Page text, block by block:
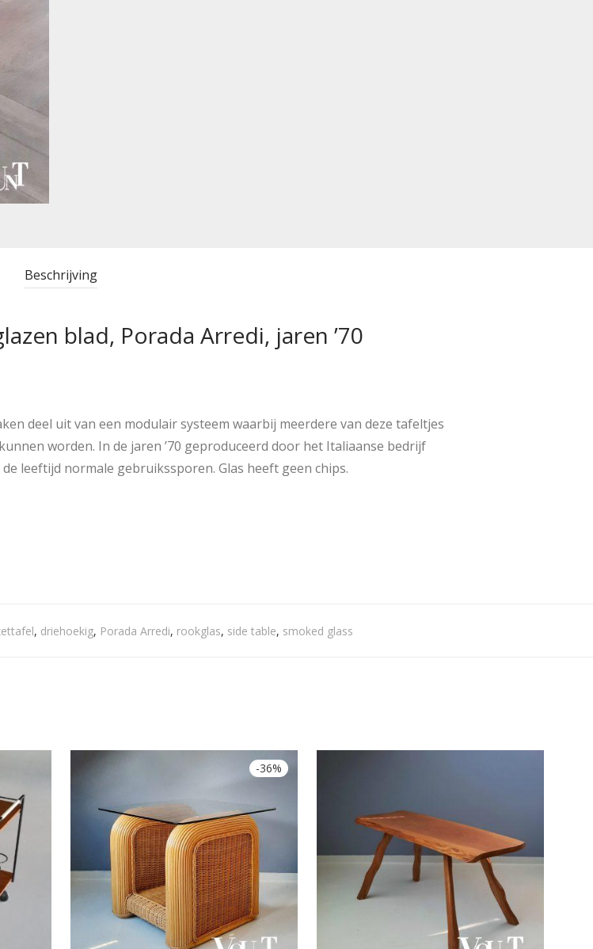
Beschrijving
blad, Porada Arredi, jaren ’70
deel uit van een modulair systeem waarbij meerdere van deze tafeltjes
worden. In de jaren ’70 geproduceerd door het Italiaanse bedrijf
leeftijd normale gebruikssporen. Glas heeft geen chips.
, driehoekig, Porada Arredi, rookglas, side table, smoked glass
-36%